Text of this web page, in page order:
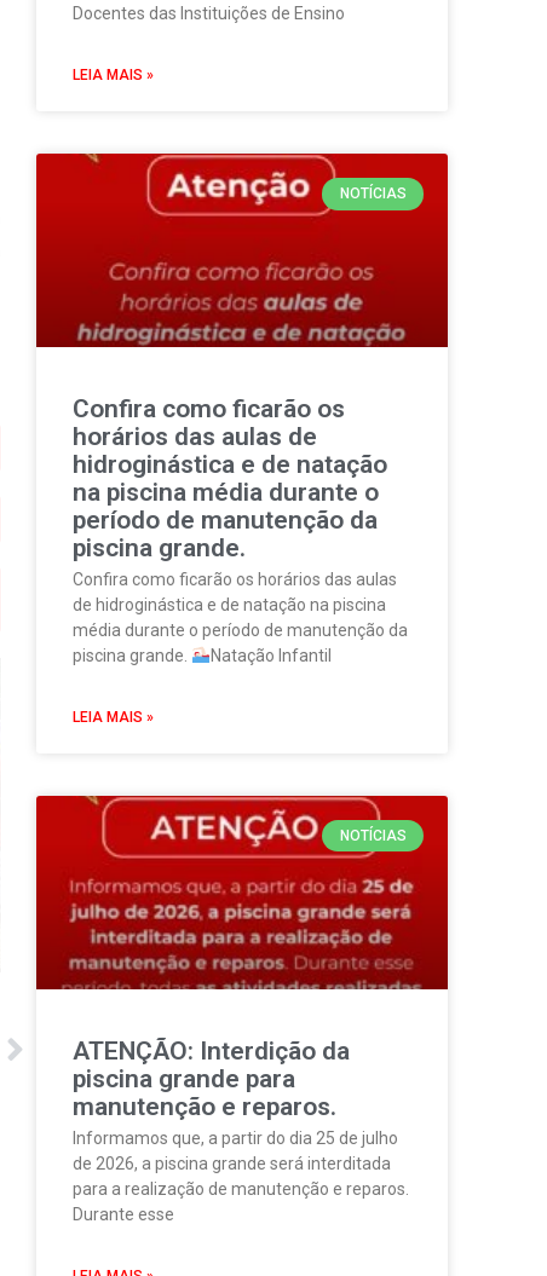
Docentes das Instituições de Ensino
LEIA MAIS »
NOTÍCIAS
Confira como ficarão os
horários das aulas de
hidroginástica e de natação
na piscina média durante o
período de manutenção da
piscina grande.
Confira como ficarão os horários das aulas
de hidroginástica e de natação na piscina
média durante o período de manutenção da
piscina grande.
Natação Infantil
LEIA MAIS »
NOTÍCIAS
ATENÇÃO: Interdição da
piscina grande para
manutenção e reparos.
Informamos que, a partir do dia 25 de julho
de 2026, a piscina grande será interditada
para a realização de manutenção e reparos.
Durante esse